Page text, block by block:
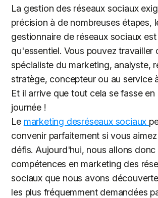
La gestion des réseaux sociaux
précision à de nombreuses étapes,
gestionnaire de réseaux sociaux
qu'essentiel. Vous pouvez travailler
spécialiste du marketing, analyste,
stratège, concepteur ou au service
Et il arrive que tout cela se fasse en
journée !
Le marketing desréseaux sociaux
convenir parfaitement si vous
défis. Aujourd'hui, nous allons donc
compétences en marketing des
sociaux que nous avons
les plus fréquemment demandées